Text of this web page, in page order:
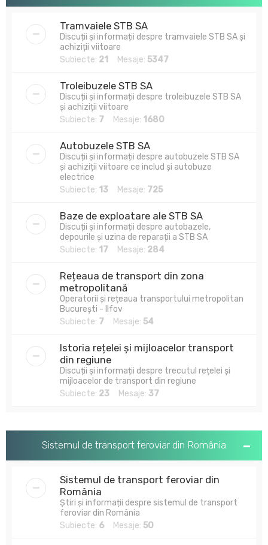
Tramvaiele STB SA
Discuții și informații despre tramvaiele STB SA și
achiziții viitoare
Subiecte: 21 Mesaje: 5347
Troleibuzele STB SA
Discuții și informații despre troleibuzele STB SA
și achiziții viitoare
Subiecte: 7 Mesaje: 1680
Autobuzele STB SA
Discuții și informații despre autobuzele STB SA
și achiziții viitoare ce includ și autobuze
electrice
Subiecte: 13 Mesaje: 725
Baze de exploatare ale STB SA
Discuții și informații despre autobazele,
depourile și uzina de reparații a STB SA
Subiecte: 17 Mesaje: 284
Rețeaua de transport din zona
metropolitană
Operatorii și rețeaua transportului metropolitan
București - Ilfov
Subiecte: 7 Mesaje: 54
Istoria rețelei și mijloacelor transport
din regiune
Discuții și informații despre trecutul rețelei și
mijloacelor de transport din regiune
Subiecte: 23 Mesaje: 37
Sistemul de transport feroviar din România
Sistemul de transport feroviar din
România
Știri și informații despre sistemul de transport
feroviar din România
Subiecte: 6 Mesaje: 50